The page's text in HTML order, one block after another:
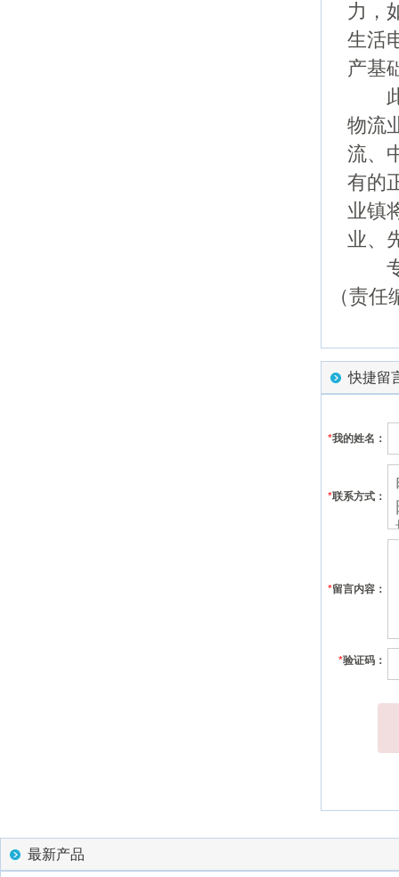
力，
生活
产基
此
物流
流、
有的
业镇
业、
专
（责
快捷留
*我的姓名：
*联系方式：
*留言内容：
*验证码：
最新产品